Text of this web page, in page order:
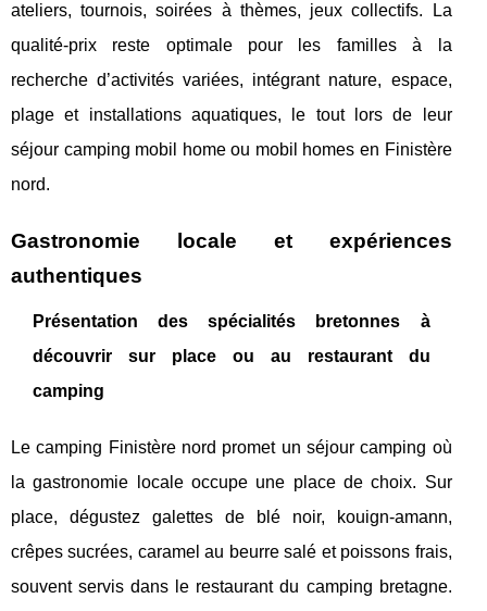
ateliers, tournois, soirées à thèmes, jeux collectifs. La
qualité-prix reste optimale pour les familles à la
recherche d’activités variées, intégrant nature, espace,
plage et installations aquatiques, le tout lors de leur
séjour camping mobil home ou mobil homes en Finistère
nord.
Gastronomie locale et expériences
authentiques
Présentation des spécialités bretonnes à
découvrir sur place ou au restaurant du
camping
Le camping Finistère nord promet un séjour camping où
la gastronomie locale occupe une place de choix. Sur
place, dégustez galettes de blé noir, kouign-amann,
crêpes sucrées, caramel au beurre salé et poissons frais,
souvent servis dans le restaurant du camping bretagne.